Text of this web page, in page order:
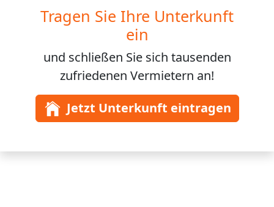
Tragen Sie Ihre Unterkunft
ein
und schließen Sie sich tausenden
zufriedenen Vermietern an!
Jetzt Unterkunft eintragen